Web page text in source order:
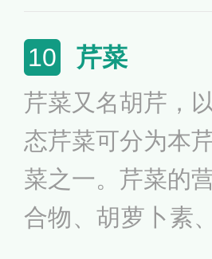
分，糖分含量很
其独特的颜色，
用；甜菜茎叶、
酿造原料，提取
性凉，味甘、苦
10 芹菜
芹菜又名胡芹，
态芹菜可分为本
菜之一。芹菜的
合物、胡萝卜素